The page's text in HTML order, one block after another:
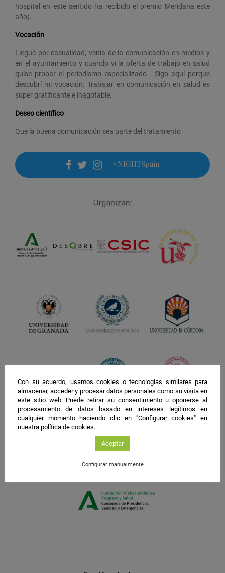
hospital en este sentido ha recibido el premio Meridana este
año).
Vocación
Llegué por casualidad, venía de la comunicación en medios y
en el ayuntamiento y cuando vi la oferta de trabajo en salud
quise probar el periodismo especializado . Sigo aquí porque
descubrí mi vocación. Trabajar en comunicación en salud es
súper gratificante e inagotable.
Deseo científico
Que la buena comunicación sea parte del tratamiento
facebook
twitter
instagram
#NIGHTSpain
Con su acuerdo, usamos cookies o tecnologías similares para
almacenar, acceder y procesar datos personales como su visita en
este sitio web. Puede retirar su consentimiento u oponerse al
procesamiento de datos basado en intereses legítimos en
cualquier momento haciendo clic en "Configurar cookies" en
nuestra política de cookies.
Aceptar
Configurar manualmente